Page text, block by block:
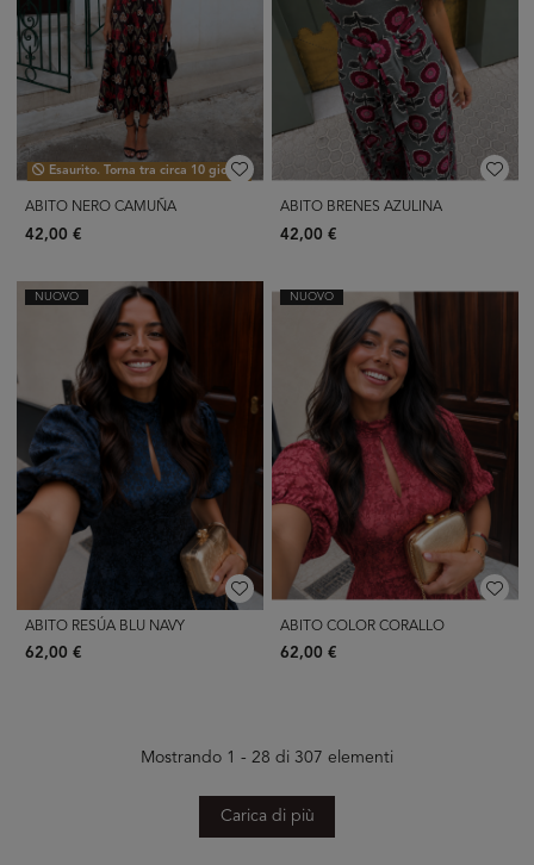
Esaurito. Torna tra circa 10 giorni.
ABITO NERO CAMUÑA
42,00 €
ABITO BRENES AZULINA
42,00 €
NUOVO
ABITO RESÚA BLU NAVY
62,00 €
NUOVO
ABITO COLOR CORALLO
62,00 €
Mostrando 1 - 28 di 307 elementi
Carica di più